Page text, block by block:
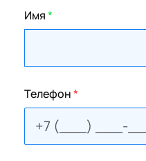
Имя*
Телефон*